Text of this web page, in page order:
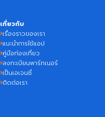
เกี่ยวกับ
เรื่องราวของเรา
แนะนำการใช้แอป
คู่มือท่องเที่ยว
ลงทะเบียนพาร์ทเนอร์
เป็นเอเจนซี่
ติดต่อเรา